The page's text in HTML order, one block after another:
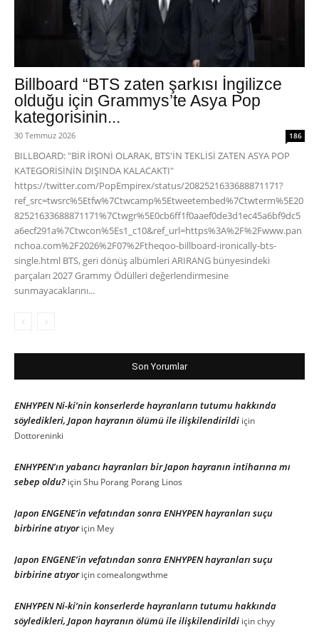
Billboard “BTS zaten şarkısı İngilizce
olduğu için Grammys’te Asya Pop
kategorisinin...
30 Temmuz 2026 186
BILLBOARD: "BİR İRONİ OLARAK, BTS'İN TEKLİSİ ZATEN ASYA POP
KATEGORİSİNİN DIŞINDA KALACAKTI"
https://twitter.com/PopEmpirex/status/2082521633688871171?
ref_src=twsrc%5Etfw%7Ctwcamp%5Etweetembed%7Ctwterm%5E20
82521633688871171%7Ctwgr%5E0cb6ff1f0aaef0de3d1ec45a6bf9dc5
a6ecf291a%7Ctwcon%5Es1_c10&ref_url=https%3A%2F%2Fwww.pan
nchoa.com%2F2026%2F07%2Ftheqoo-billboard-ironically-bts-
single.html BTS, geri dönüş albümleri ARIRANG bünyesindeki
parçaları 2027 Grammy Ödülleri değerlendirmesine
sunmayacaklarını...
Son Yorumlar
ENHYPEN Ni-ki’nin konserlerde hayranların tutumu hakkında
söyledikleri, Japon hayranın ölümü ile ilişkilendirildi için
Dottoreninki
ENHYPEN’ın yabancı hayranları bir Japon hayranın intiharına mı
sebep oldu? içinShu Porang Porang Linos
Japon ENGENE’in vefatından sonra ENHYPEN hayranları suçu
birbirine atıyoriçin Mey
Japon ENGENE’in vefatından sonra ENHYPEN hayranları suçu
birbirine atıyoriçincomealongwthme
ENHYPEN Ni-ki’nin konserlerde hayranların tutumu hakkında
söyledikleri, Japon hayranın ölümü ile ilişkilendirildi içinchyy